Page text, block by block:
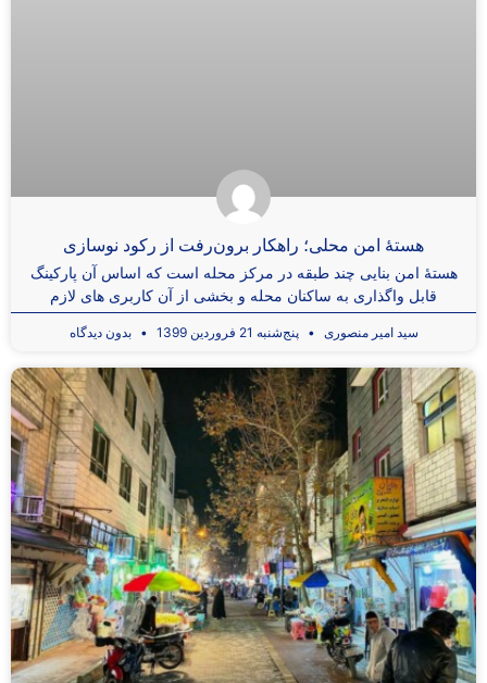
هستۀ امن محلی؛ راهکار برون‌رفت از رکود نوسازی
هستۀ امن بنایی چند طبقه در مرکز محله است که اساس آن پارکینگ
قابل واگذاری به ساکنان محله و بخشی از آن کاربری های لازم
سید امیر منصوری پنج‌شنبه 21 فروردین 1399 بدون دیدگاه